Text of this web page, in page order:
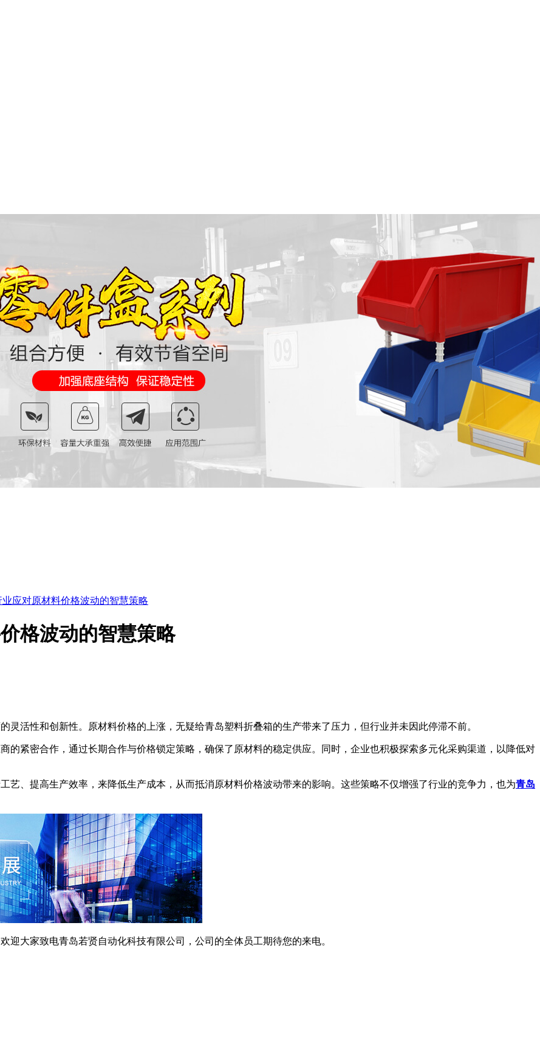
应对原材料价格波动的智慧策略
格波动的智慧策略
灵活性和创新性。原材料价格的上涨，无疑给青岛塑料折叠箱的生产带来了压力，但行业并未因此停滞不前。
紧密合作，通过长期合作与价格锁定策略，确保了原材料的稳定供应。同时，企业也积极探索多元化采购渠道，以降低对
、提高生产效率，来降低生产成本，从而抵消原材料价格波动带来的影响。这些策略不仅增强了行业的竞争力，也为青岛
大家致电青岛若贤自动化科技有限公司，公司的全体员工期待您的来电。